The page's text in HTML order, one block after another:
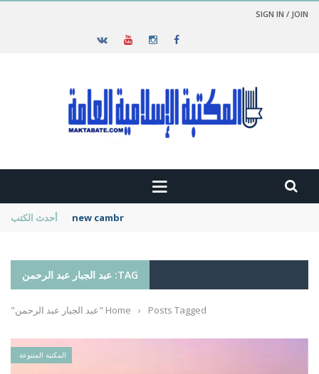
SIGN IN / JOIN
أحدث الكتب new cambridge history of islam
TAG: عبد الجبار عبد الرحمن
Home › Posts Tagged "عبد الجبار عبد الرحمن"
المكتبة المتنوعة